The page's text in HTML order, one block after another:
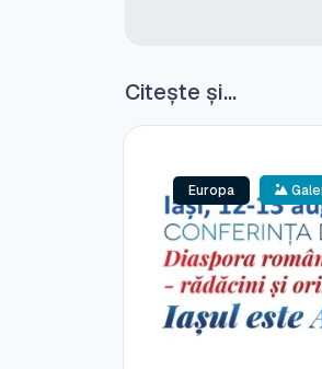
Citește și...
Europa